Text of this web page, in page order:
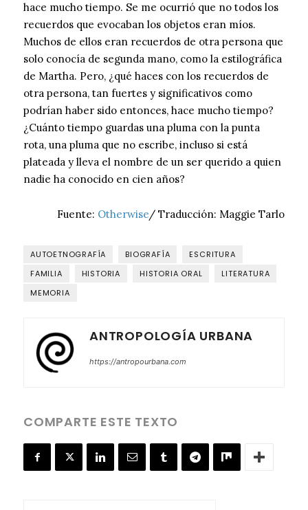
hace mucho tiempo. Se me ocurrió que no todos los
recuerdos que evocaban los objetos eran míos.
Muchos de ellos eran recuerdos de otra persona que
solo conocía de segunda mano, como la estilográfica
de Martha. Pero, ¿qué haces con los recuerdos de
otra persona, tan fuertes y significativos como
podrían haber sido entonces, hace mucho tiempo?
¿Cuánto tiempo guardas una pluma con la punta
rota, una pluma que no escribe, incluso si está
plateada y lleva el nombre de un ser querido a quien
nadie ha conocido en cien años?
Fuente: Otherwise/ Traducción: Maggie Tarlo
AUTOETNOGRAFÍA BIOGRAFÍA
ESCRITURA
FAMILIA
HISTORIA HISTORIA ORAL
LITERATURA
MEMORIA
ANTROPOLOGÍA URBANA
https://antropourbana.com
COMPARTE ESTE TEXTO